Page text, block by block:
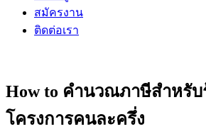
สมัครงาน
ติดต่อเรา
How to คำนวณภาษีสำหรับ
โครงการคนละครึ่ง